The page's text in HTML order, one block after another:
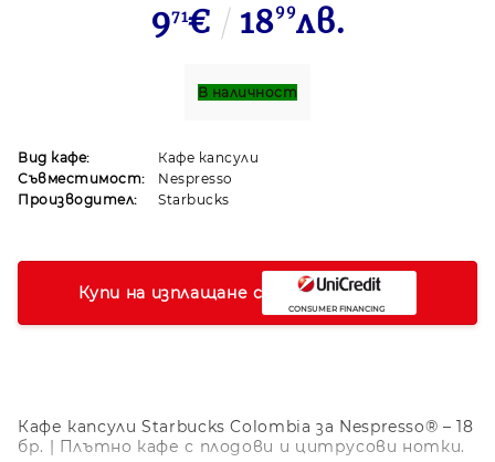
971€ 1899лв.
В наличност
Кафе капсули Starbucks Colombia за Nespresso® – 18
бр. | Плътно кафе с плодови и цитрусови нотки.
Вид кафе:
Кафе капсули
Съвместимост:
Nespresso
Производител:
Starbucks
Купи на изплащане с